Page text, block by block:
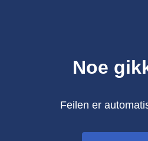
Noe
Feilen er